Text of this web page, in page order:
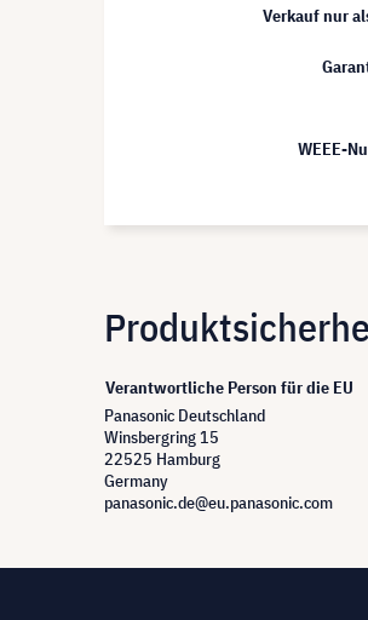
Verkauf nur
WEEE-
Verantwortliche Person für die EU
Panasonic Deutschland
Winsbergring 15
22525 Hamburg
Germany
panasonic.de@eu.panasonic.com